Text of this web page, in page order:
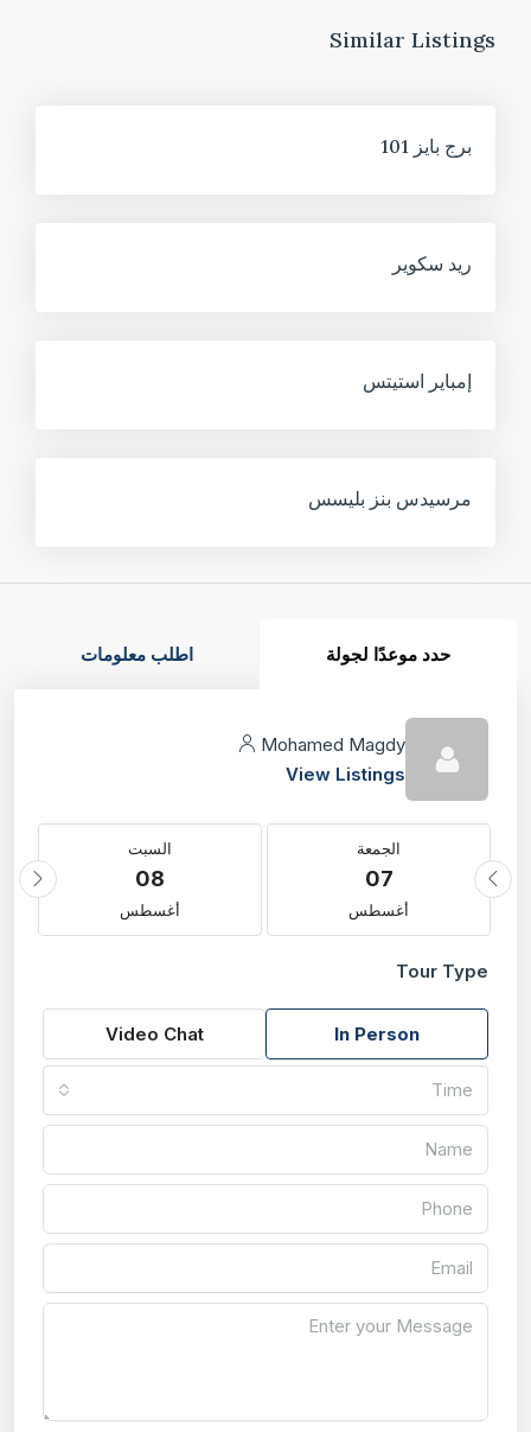
Similar Listings
برج بايز 101
ريد سكوير
إمباير استيتس
مرسيدس بنز بليسس
حدد موعدًا لجولة اطلب معلومات
Mohamed Magdy
View Listings
الجمعة
07
أغسطس
السبت
08
أغسطس
Tour Type
In Person
Video Chat
Time